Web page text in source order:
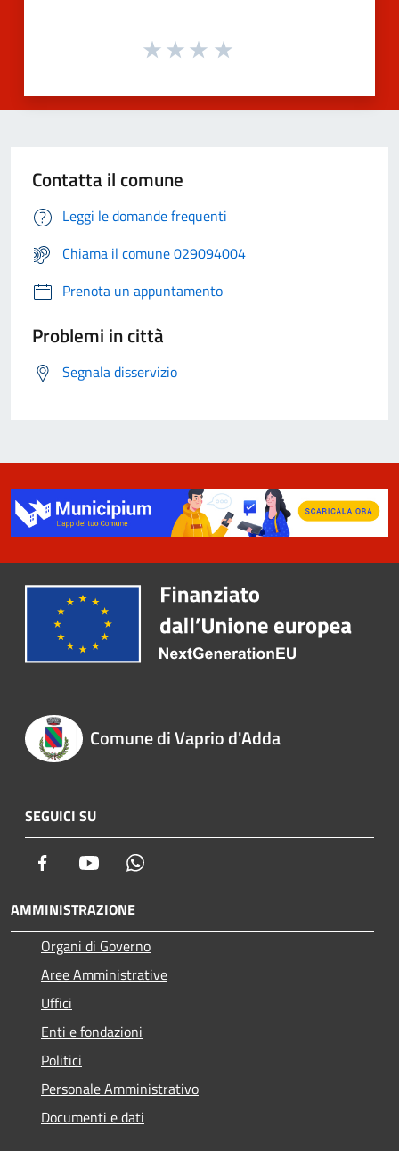
Contatta il comune
Leggi le domande frequenti
Chiama il comune 029094004
Prenota un appuntamento
Problemi in città
Segnala disservizio
Comune di Vaprio d'Adda
SEGUICI SU
Facebook Youtube
AMMINISTRAZIONE
Organi di Governo
Aree Amministrative
Uffici
Enti e fondazioni
Politici
Personale Amministrativo
Documenti e dati